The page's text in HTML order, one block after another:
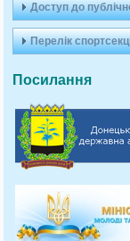
Доступ до
Перелік
Посилання